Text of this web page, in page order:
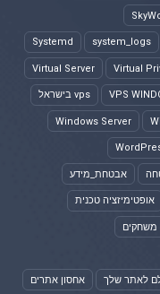
system_logs
Systemd
Virtual
Virtual Server
VPS vps בישראל
Windows Server
אבטחת_מידע
אופטימיזציה טכנית
משחקים
לאתר שלך אחסון אתרים